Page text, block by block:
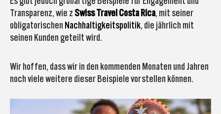
Transparenz, wie zSwiss Travel Costa Rica, mit seiner
obligatorischen Nachhaltigkeitspolitik, die jährlich mit
seinen Kunden geteilt wird.
Wir hoffen, dass wir in den kommenden Monaten und Jahren
noch viele weitere dieser Beispiele vorstellen können.